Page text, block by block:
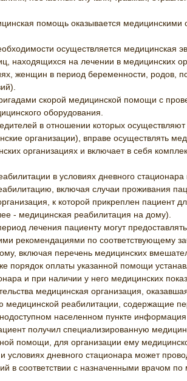
помощь оказывается медицинскими
осуществляется медицинская
находящихся на лечении в медицинских
женщин в период беременности, родов,
скорой медицинской помощи с
оборудования.
в отношении которых
организации), вправе осуществлять
организациях и включает в себя
в условиях дневного
включая случаи проживания
к которой прикреплен пациент
- медицинская реабилитация на дому).
лечения пациенту могут
рекомендациями по соответствующему
включая перечень медицинских
порядок оплаты указанной помощи
и при наличии у него медицинских
медицинская организация,
реабилитации, содержащие
населенном пункте
получил специализированную
помощи, для организации ему
дневного стационара может
в соответствии с назначенными врачом